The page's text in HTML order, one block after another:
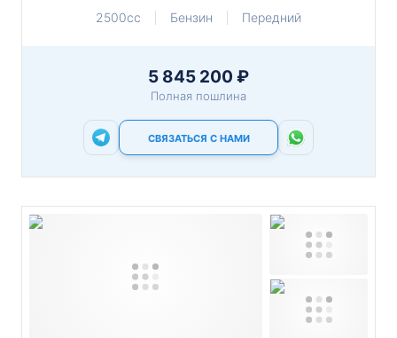
2500cc
Бензин Передний
5 845 200 ₽
Полная пошлина
СВЯЗАТЬСЯ С НАМИ